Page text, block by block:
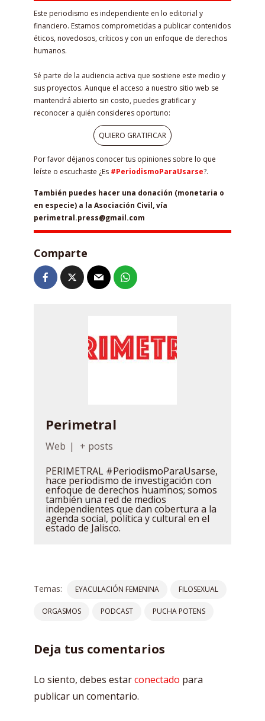
Este periodismo es independiente en lo editorial y
financiero. Estamos comprometidas a publicar contenidos
éticos, novedosos, críticos y con un enfoque de derechos
humanos.
Sé parte de la audiencia activa que sostiene este medio y
sus proyectos. Aunque el acceso a nuestro sitio web se
mantendrá abierto sin costo, puedes gratificar y
reconocer a quién consideres oportuno:
QUIERO GRATIFICAR
Por favor déjanos conocer tus opiniones sobre lo que
leíste o escuchaste ¿Es #PeriodismoParaUsarse?.
También puedes hacer una donación (monetaria o
en especie) a la Asociación Civil, vía
perimetral.press@gmail.com
Comparte
Perimetral
Web |
+ posts
PERIMETRAL #PeriodismoParaUsarse,
hace periodismo de investigación con
enfoque de derechos huamnos; somos
también una red de medios
independientes que dan cobertura a la
agenda social, política y cultural en el
estado de Jalisco.
Temas: EYACULACIÓN FEMENINA FILOSEXUAL
ORGASMOS PODCAST PUCHA POTENS
Deja tus comentarios
Lo siento, debes estarconectado para
publicar un comentario.